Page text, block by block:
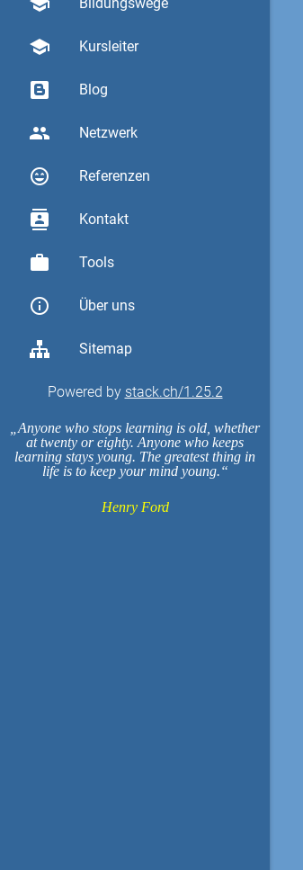
school Kursleiter
Blog
group Netzwerk
sentiment_very_satisfied Referenzen
contacts Kontakt
work Tools
info_outline Über uns
Sitemap
Powered by stack.ch/1.25.2
Anyone who stops learning is old, whether
at twenty or eighty. Anyone who keeps
learning stays young. The greatest thing in
life is to keep your mind young.
Henry Ford